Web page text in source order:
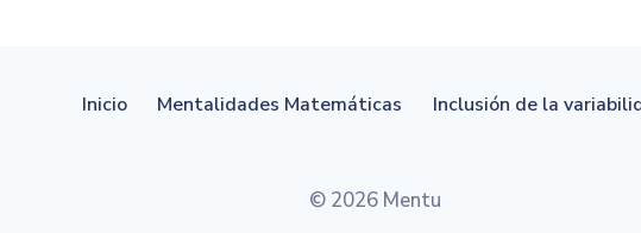
Inicio Mentalidades Matemáticas Inclusión de la
© 2026 Mentu